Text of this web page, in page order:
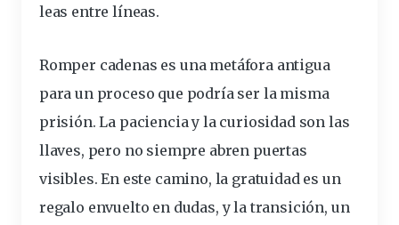
leas entre líneas.
Romper cadenas es una metáfora antigua
para un proceso que podría ser la misma
prisión. La paciencia y la curiosidad son las
llaves, pero no siempre abren puertas
visibles. En este camino, la gratuidad es un
regalo envuelto en dudas, y la transición, un